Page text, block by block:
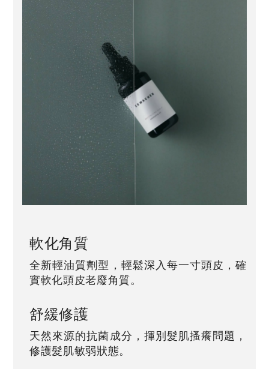
軟化角質
全新輕油質劑型，輕鬆深入每一寸頭皮，確
實軟化頭皮老廢角質。
舒緩修護
天然來源的抗菌成分，揮別髮肌搔癢問題，
修護髮肌敏弱狀態。